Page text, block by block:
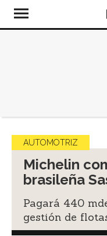
AUTOMOTRIZ
Michelin
brasileña
Pagará 440
gestión de